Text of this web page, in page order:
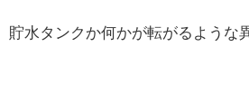
貯水タンクか何かが転がるような